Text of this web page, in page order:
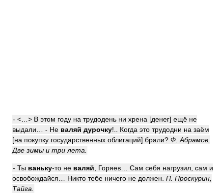
- <…> В этом году на трудодень ни хрена [денег] ещё не
выдали… - Не валяй дурочку!.. Когда это трудодни на заём
[на покупку государственных облигаций] брали? Ф. Абрамов,
Две зимы и три лета.
- Ты ваньку-то не валяй , Горяев… Сам себя нагрузил, сам и
освобождайся… Никто тебе ничего не должен. П. Проскурин,
Тайга.